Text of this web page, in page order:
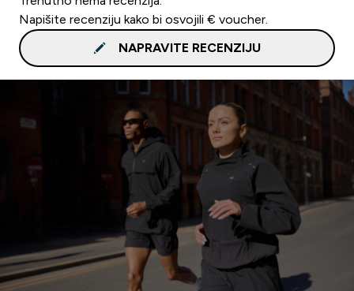
Napišite recenziju kako bi osvojili € voucher.
NAPRAVITE RECENZIJU